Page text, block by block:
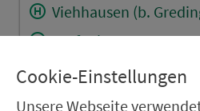
Viehhausen (b.
Grafenberg
Linden (b. Greding)
Obermässing
Cookie-Einstellungen
Unsere Webseite